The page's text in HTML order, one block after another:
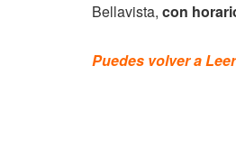
Bellavista, con
Puedes volver a Leer